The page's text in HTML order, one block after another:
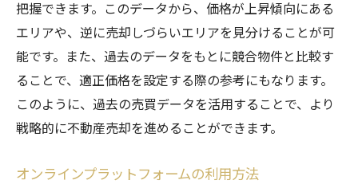
データ分析を活用した市場予測手法
競合物件の分析とその意義
市場調査における最新ツールの活用法
効果的な情報収集のためのネットワーク構
築
把握できます。このデータから、価格が上昇傾向にある
エリアや、逆に売却しづらいエリアを見分けることが可
能です。また、過去のデータをもとに競合物件と比較す
ることで、適正価格を設定する際の参考にもなります。
このように、過去の売買データを活用することで、より
戦略的に不動産売却を進めることができます。
オンラインプラットフォームの利用方法